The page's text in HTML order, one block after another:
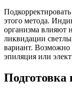
этого метода.
организма влияют
ликвидации
вариант. Возможно
эпиляция или
Подготовка